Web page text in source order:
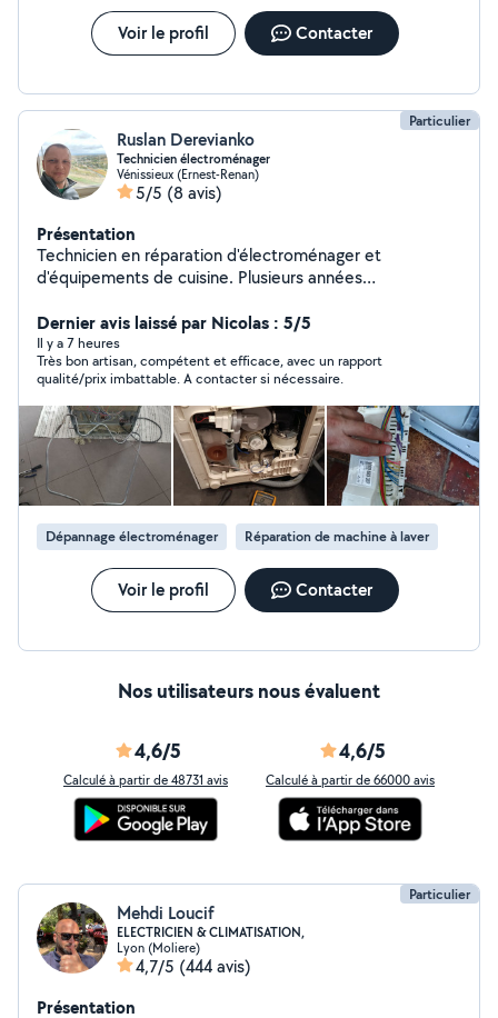
Voir le profil Contacter
Particulier
Ruslan Derevianko
Technicien électroménager
Vénissieux (Ernest-Renan)
5/5 (8 avis)
Présentation
Technicien en réparation d'électroménager et
d'équipements de cuisine. Plusieurs années
Réparation : lave-vaisselle, lave-linge, four, plaques de
cuisson, friteuse, aspirateur et autres appareils.
Intervention rapide, travail sérieux et soigné. N'hésitez
pas à me contacter pour plus d'informations
Dernier avis laissé par Nicolas : 5/5
Il y a 7 heures
Très bon artisan, compétent et efficace, avec un rapport
qualité/prix imbattable. A contacter si nécessaire.
Dépannage électroménager Réparation de machine à laver
Voir le profil Contacter
Nos utilisateurs nous évaluent
4,6/5
Calculé à partir de 48731 avis
4,6/5
Calculé à partir de 66000 avis
Particulier
Mehdi Loucif
ELECTRICIEN & CLIMATISATION,
Lyon (Moliere)
4,7/5 (444 avis)
Présentation